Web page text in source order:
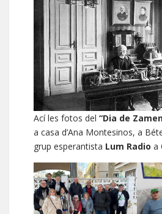
Ací les fotos del “Dia de
a casa d’Ana Montesinos, a
grup esperantista Lum Radio a